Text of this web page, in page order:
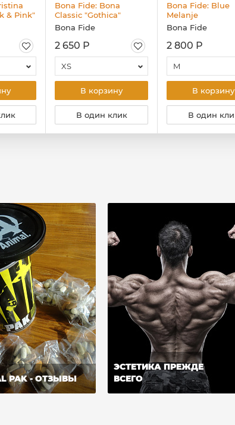
& Pink"
Bona Fide: Bona
Classic "Gothica"
Bona Fide
2 650 Р
XS
В корзину
В один клик
Bona Fide: Blue
Melanje
Bona Fide
2 800 Р
M
В корзину
В один
PAK - ОТЗЫВЫ
ЭСТЕТИКА ПРЕЖДЕ
ВСЕГО